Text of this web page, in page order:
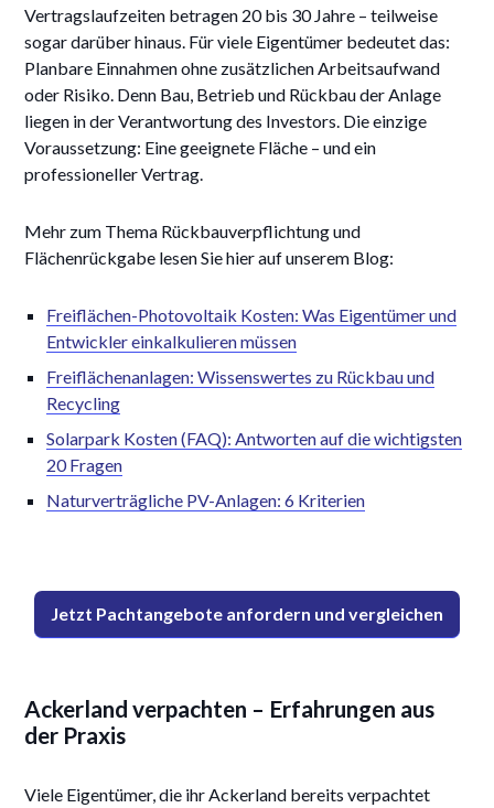
Vertragslaufzeiten betragen 20 bis 30 Jahre – teilweise
sogar darüber hinaus. Für viele Eigentümer bedeutet das:
Planbare Einnahmen ohne zusätzlichen Arbeitsaufwand
oder Risiko. Denn Bau, Betrieb und Rückbau der Anlage
liegen in der Verantwortung des Investors. Die einzige
Voraussetzung: Eine geeignete Fläche – und ein
professioneller Vertrag.
Mehr zum Thema Rückbauverpflichtung und
Flächenrückgabe lesen Sie hier auf unserem Blog:
Freiflächen-Photovoltaik Kosten: Was Eigentümer und
Entwickler einkalkulieren müssen
Freiflächenanlagen: Wissenswertes zu Rückbau und
Recycling
Solarpark Kosten (FAQ): Antworten auf die wichtigsten
20 Fragen
Naturverträgliche PV-Anlagen: 6 Kriterien
Jetzt Pachtangebote anfordern und vergleichen
Ackerland verpachten – Erfahrungen aus
der Praxis
Viele Eigentümer, die ihr Ackerland bereits verpachtet